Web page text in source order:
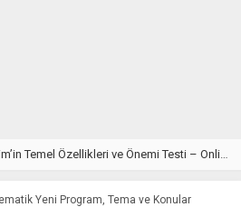
5. Sınıf Kur’an-ı Kerim’in Temel Özellikleri ve Önemi Testi – Online Çöz
Yeni Program, Tema ve Konular